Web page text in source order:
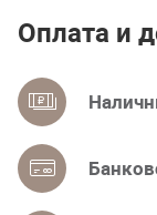
Оплата и